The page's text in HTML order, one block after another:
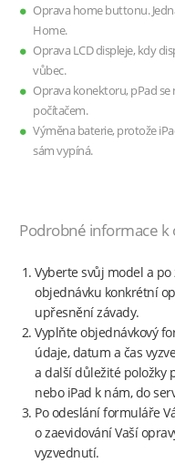
Oprava home buttonu.
Home.
Oprava LCD displeje, kdy
vůbec.
Oprava konektoru, pPad
počítačem.
Výměna baterie, protože
sám vypíná.
Podrobné informace
Vyberte svůj model a
objednávku konkrétní
upřesnění závady.
Vyplňte objednávkový
údaje, datum a čas
a další důležité položky
nebo iPad k nám, do
Po odeslání formuláře
o zaevidování Vaší
vyzvednutí.